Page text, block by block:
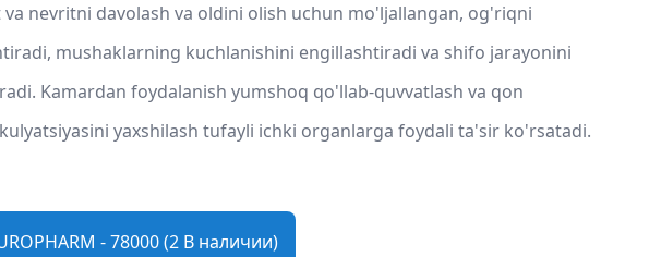
va nevritni davolash va oldini olish uchun mo'ljallangan, og'riqni
mushaklarning kuchlanishini engillashtiradi va shifo jarayonini
Kamardan foydalanish yumshoq qo'llab-quvvatlash va qon
yaxshilash tufayli ichki organlarga foydali ta'sir ko'rsatadi.
- 78000 (2 В наличии)